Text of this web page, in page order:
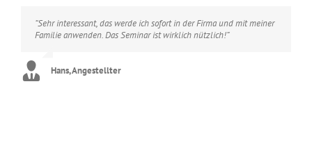
“Sehr interessant, das werde ich sofort in der Firma und mit meiner
Familie anwenden. Das Seminar ist wirklich nützlich!”
Hans, Angestellter